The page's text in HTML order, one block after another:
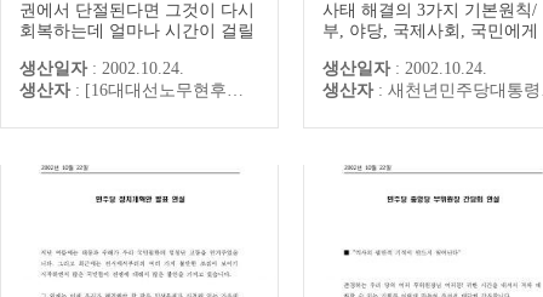
권에서 단절된다면 그것이 다시
회복하는데 얼마나 시간이 걸릴
들은 역사적 전환기에 있는 현실
을 직시하고 대선에서 엄정한 선
생산일자 : 2002.10.24.
생산자 : [16대대선노무현후보선거대책본부]
령 후보 노무현
사태 해결의 3가지 기본원칙/
부, 야당, 국제사회, 국민에게
북정책 5원칙/ 평화와 공동번
을 위한 6대 과제/ 한국의 국
도
생산일자 : 2002.10.24.
생산자 : 새천년민주당대통령후보 노무현